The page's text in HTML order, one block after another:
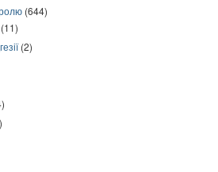
(644)
(11)
(2)